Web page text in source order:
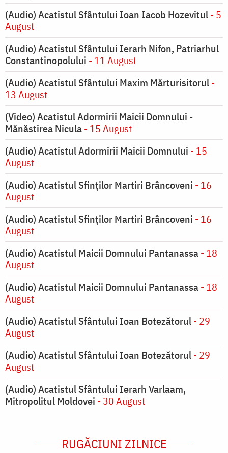
(Audio) Acatistul Sfântului Ioan Iacob Hozevitul- 5
August
(Audio) Acatistul Sfântului Ierarh Nifon, Patriarhul
Constantinopolului - 11 August
(Audio) Acatistul Sfântului Maxim Mărturisitorul-
13 August
(Video) Acatistul Adormirii Maicii Domnului -
Mănăstirea Nicula- 15 August
(Audio) Acatistul Adormirii Maicii Domnului - 15
August
(Audio) Acatistul Sfinților Martiri Brâncoveni - 16
August
(Audio) Acatistul Sfinților Martiri Brâncoveni - 16
August
(Audio) Acatistul Maicii Domnului Pantanassa- 18
August
(Audio) Acatistul Maicii Domnului Pantanassa- 18
August
(Audio) Acatistul Sfântului Ioan Botezătorul- 29
August
(Audio) Acatistul Sfântului Ioan Botezătorul- 29
August
(Audio) Acatistul Sfântului Ierarh Varlaam,
Mitropolitul Moldovei - 30 August
RUGĂCIUNI ZILNICE